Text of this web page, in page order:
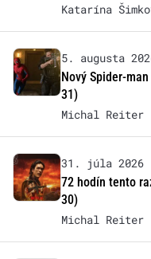
Katarína
5. augusta
Nový Spider-
31)
Michal Reiter
31. júla 2026
72 hodín tento
30)
Michal Reiter